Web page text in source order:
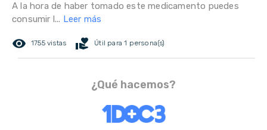
A la hora de haber tomado este medicamento puedes
consumir l... Leer más
remove_red_eye 1755 vistas volunteer_activism Útil para 1 persona(s)
¿Qué hacemos?